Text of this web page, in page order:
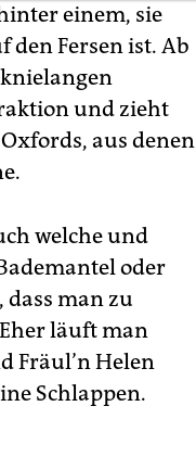
einem, sie
den Fersen ist. Ab
und zieht
aus denen
welche und
oder
man zu
läuft man
Fräul’n Helen
Schlappen.